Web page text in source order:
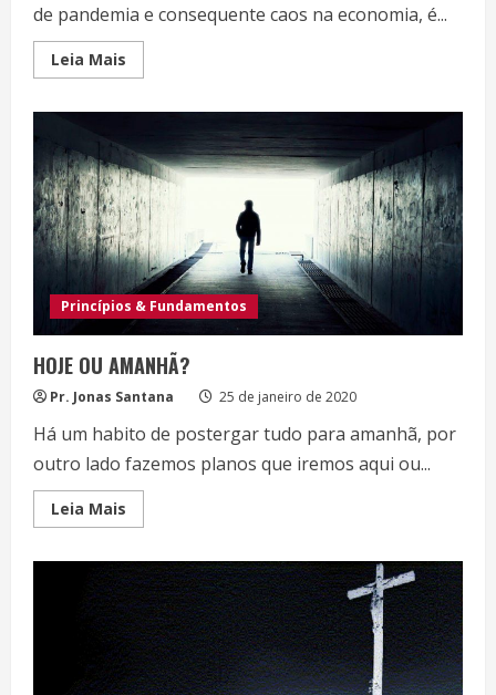
de pandemia e consequente caos na economia, é...
Leia Mais
more
TEMPO
DE
CRISE
Princípios & Fundamentos
HOJE OU AMANHÃ?
Pr. Jonas Santana 25 de janeiro de 2020
Há um habito de postergar tudo para amanhã, por
outro lado fazemos planos que iremos aqui ou...
Leia Mais
more
OU
AMANHÃ?